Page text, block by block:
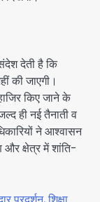
देती है कि
की जाएगी।
किए जाने के
ही नई तैनाती व
ने आश्वासन
और क्षेत्र में शांति-